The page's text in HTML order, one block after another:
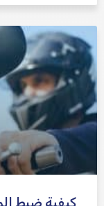
كيفية ضبط